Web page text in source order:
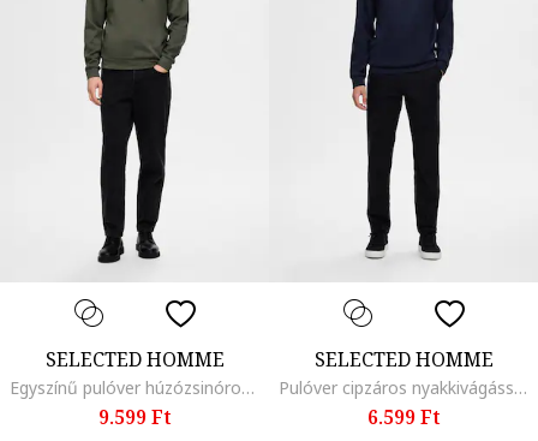
SELECTED HOMME
Egyszínű pulóver húzózsinóros kapucnival, Vízzöld
9.599 Ft
SELECTED HOMME
Pulóver cipzáros nyakkivágással, Indigókék
6.599 Ft